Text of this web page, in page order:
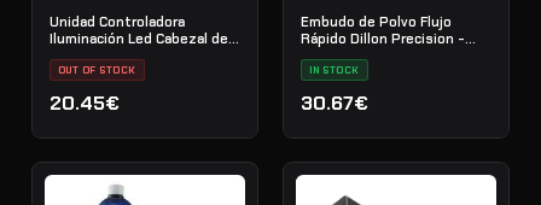
Unidad Controladora
Iluminación Led Cabezal de
Herramientas Daa
OUT OF STOCK
20.45€
Embudo de Polvo Flujo
Rápido Dillon Precision -
Daa .223
IN STOCK
30.67€